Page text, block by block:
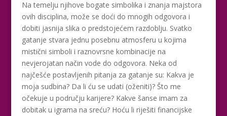
Na temelju njihove bogate simbolika i znanja majstora
ovih disciplina, može se doći do mnogih odgovora i
dobiti jasnija slika o predstojećem razdoblju. Svatko
gatanje stvara jednu posebnu atmosferu u kojima
mistični simboli i raznovrsne kombinacije na
nevjerojatan način vode do odgovora. Neka od
najčešće postavljenih pitanja za gatanje su: Kakva je
moja sudbina? Da li ću se udati (oženiti)? Što me
očekuje u području karijere? Kakve šanse imam za
dobitak u igrama na sreću? Hoću li riješiti financijske